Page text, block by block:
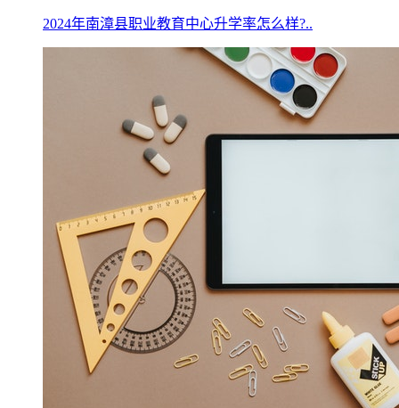
2024年南漳县职业教育中心升学率怎么样?..